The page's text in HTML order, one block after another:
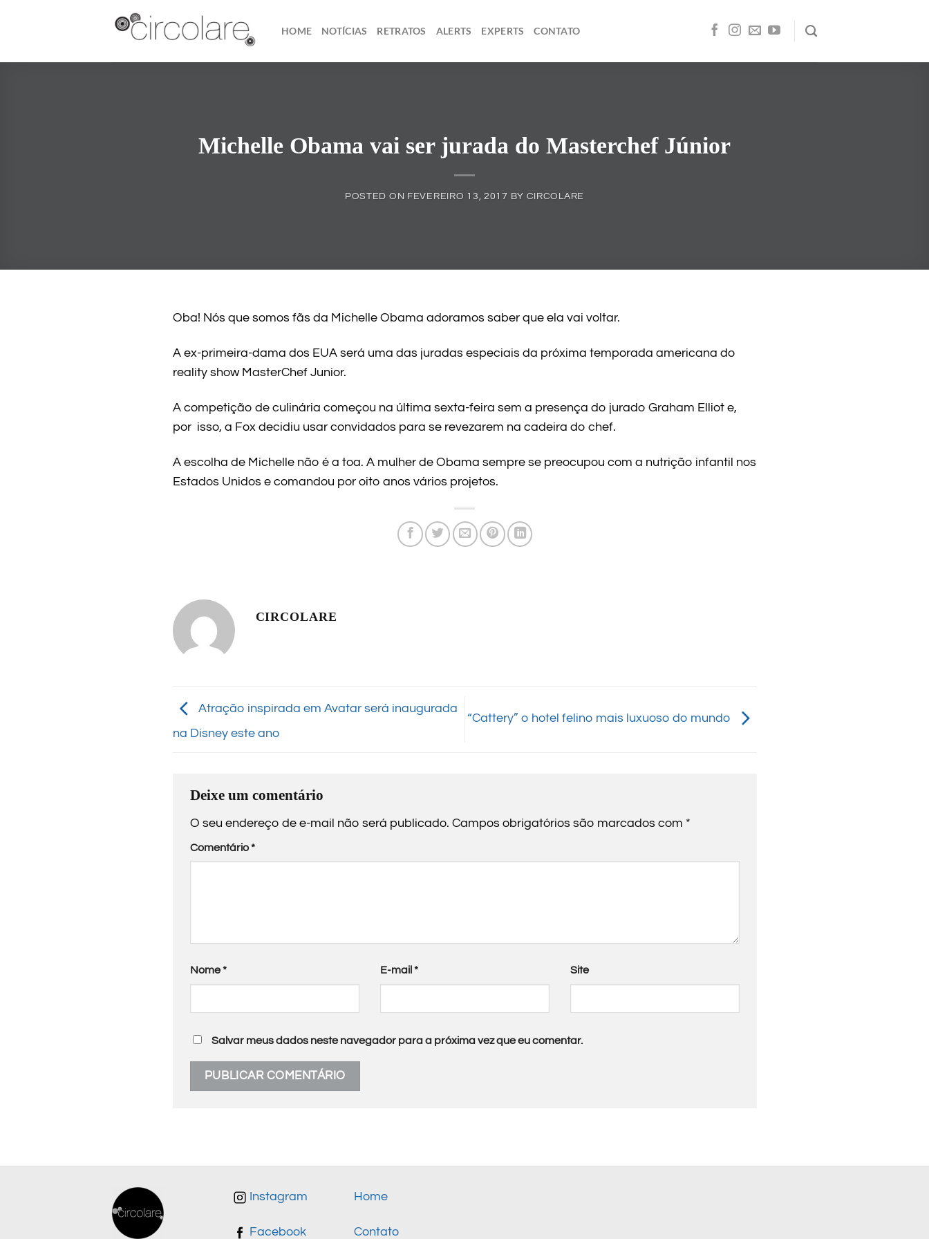
HOME NOTÍCIAS RETRATOS ALERTS EXPERTS CONTATO
Michelle Obama vai ser jurada do Masterchef Júnior
POSTED ON FEVEREIRO 13, 2017 BY CIRCOLARE
Oba! Nós que somos fãs da Michelle Obama adoramos saber que ela vai voltar.
A ex-primeira-dama dos EUA será uma das juradas especiais da próxima temporada americana do
reality show MasterChef Junior.
A competição de culinária começou na última sexta-feira sem a presença do jurado Graham Elliot e,
por isso, a Fox decidiu usar convidados para se revezarem na cadeira do chef.
A escolha de Michelle não é a toa. A mulher de Obama sempre se preocupou com a nutrição infantil nos
Estados Unidos e comandou por oito anos vários projetos.
CIRCOLARE
Atração inspirada em Avatar será inaugurada
na Disney este ano
“Cattery” o hotel felino mais luxuoso do mundo
Deixe um comentário
O seu endereço de e-mail não será publicado. Campos obrigatórios são marcados com *
Comentário*
Nome* E-mail * Site
Salvar meus dados neste navegador para a próxima vez que eu comentar.
Instagram
Facebook
Home
Contato